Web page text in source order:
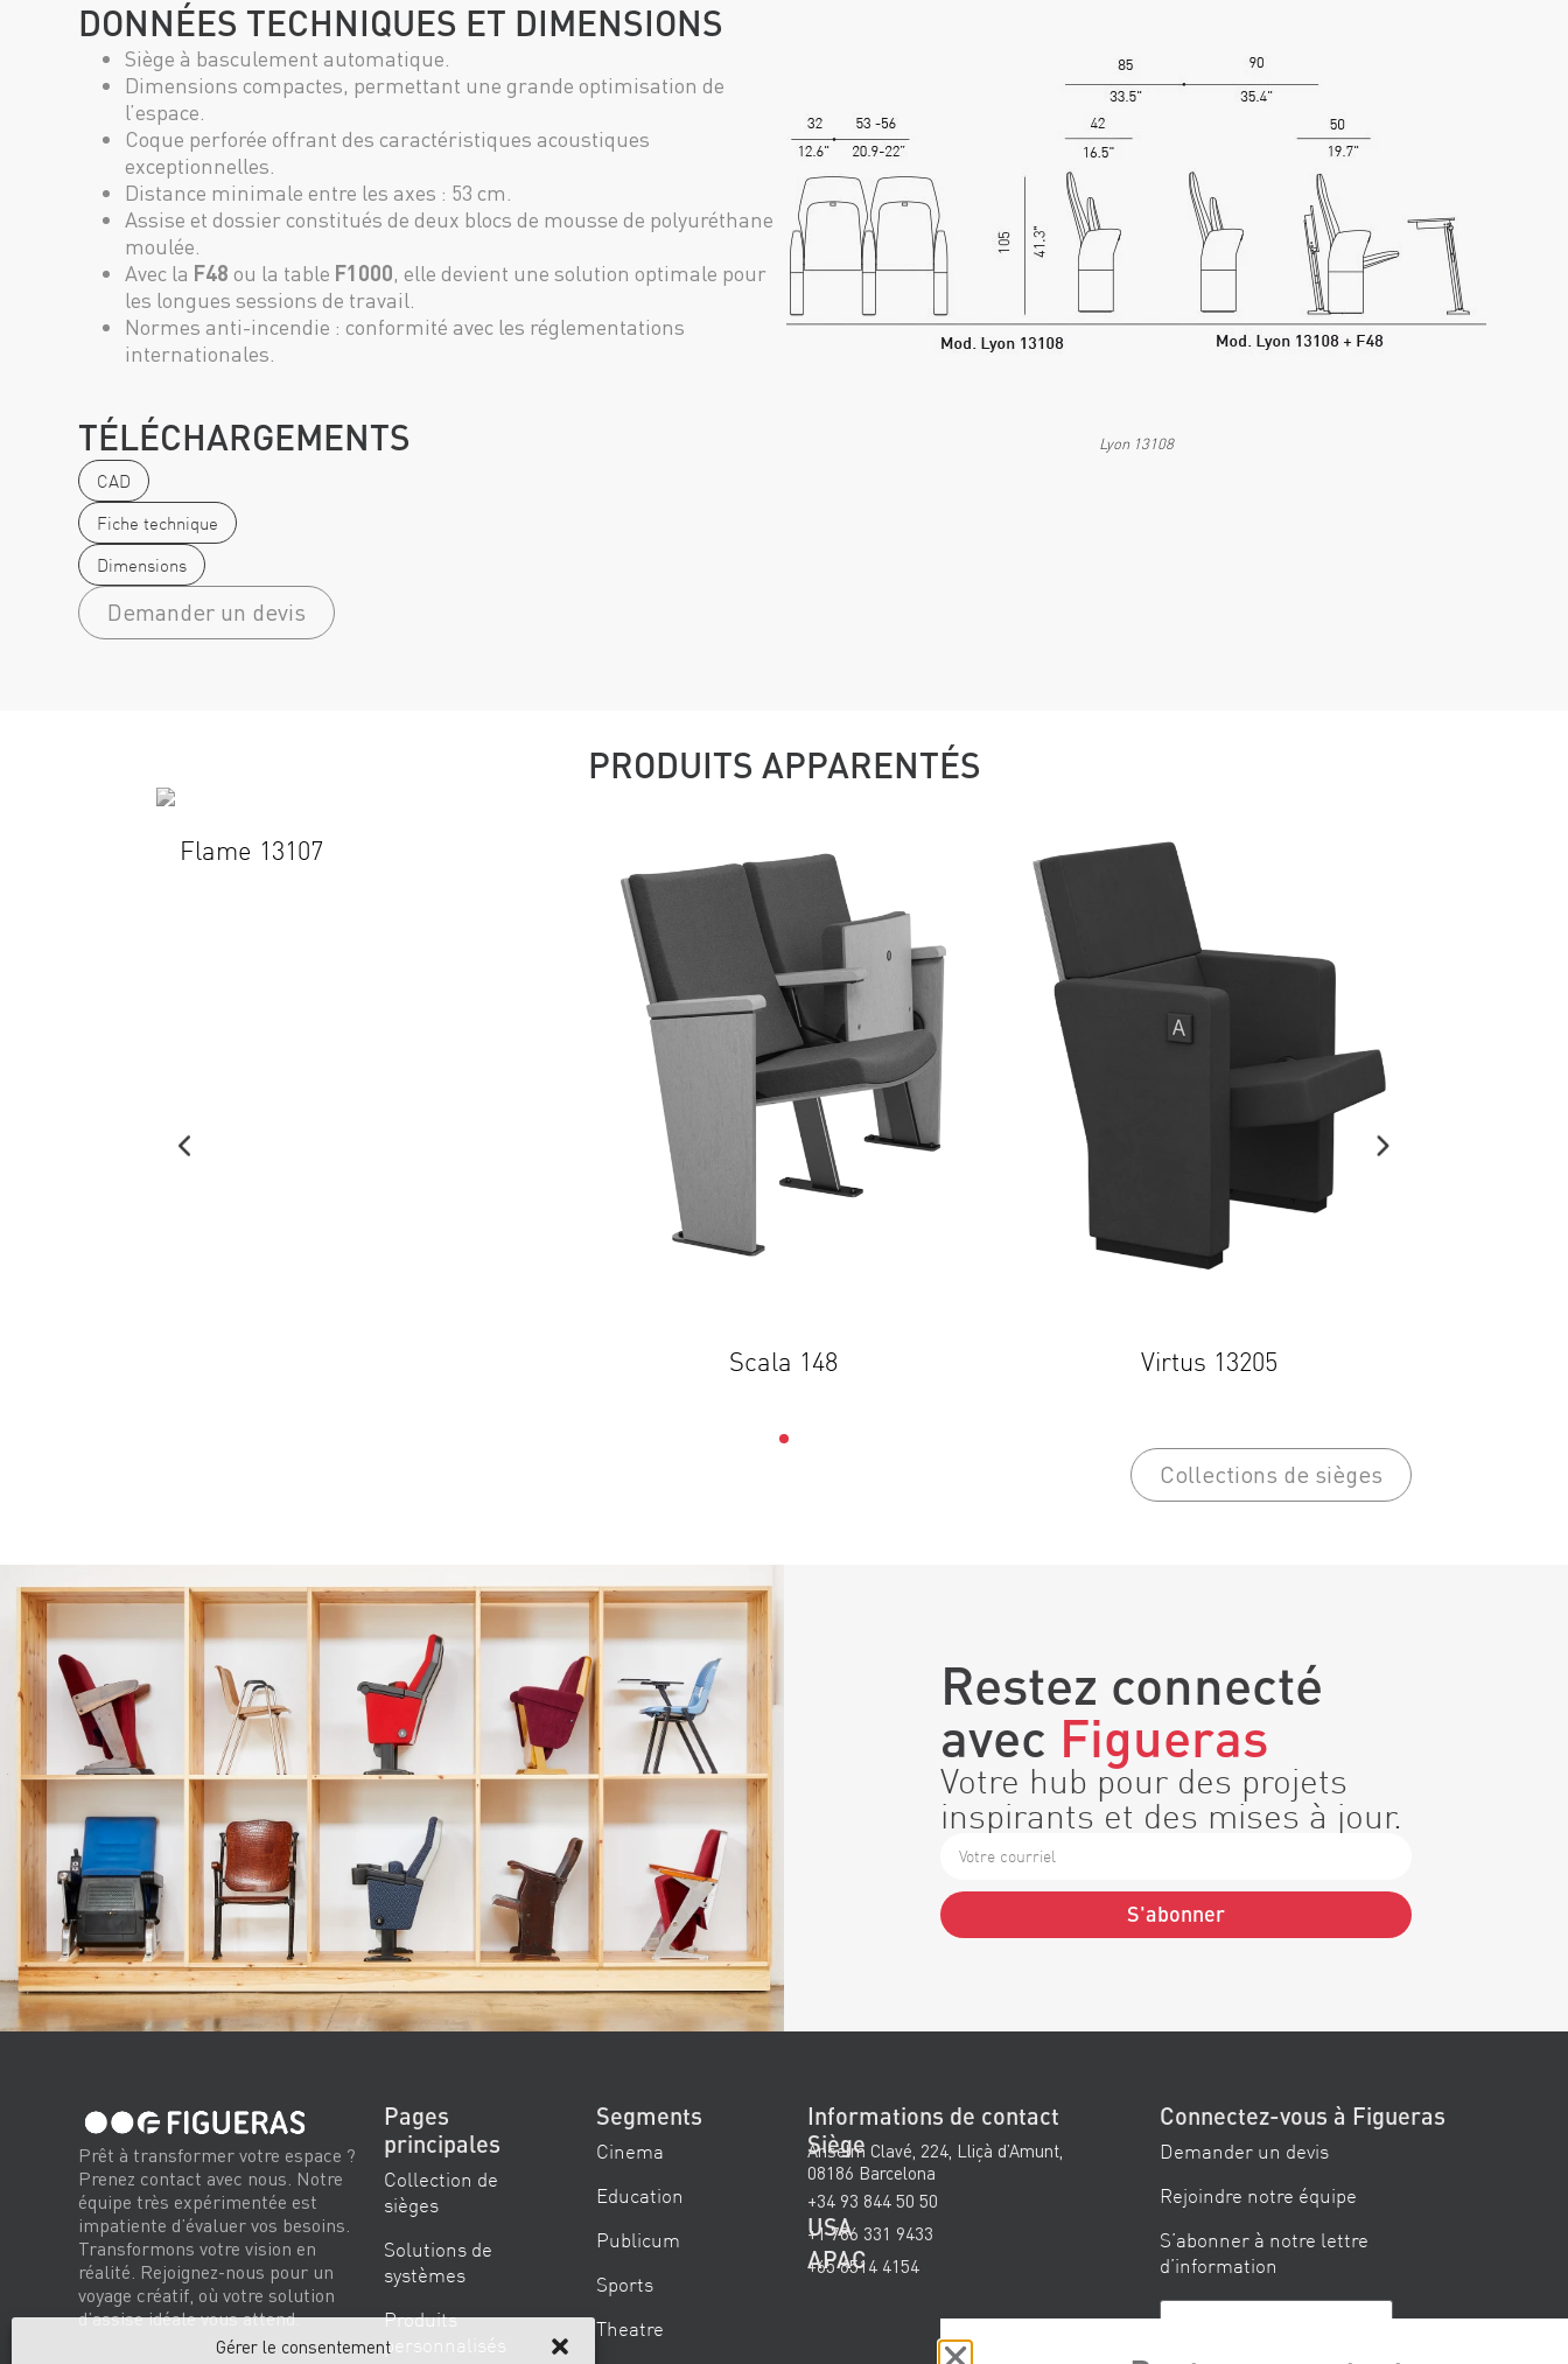
Gérer le consentement
DONNÉES TECHNIQUES ET DIMENSIONS
Siège à basculement automatique.
Dimensions compactes, permettant une grande optimisation de
l’espace.
Coque perforée offrant des caractéristiques acoustiques
exceptionnelles.
Distance minimale entre les axes : 53 cm.
Assise et dossier constitués de deux blocs de mousse de polyuréthane
moulée.
Avec la F48 ou la table F1000, elle devient une solution optimale pour
les longues sessions de travail.
Normes anti-incendie : conformité avec les réglementations
internationales.
TÉLÉCHARGEMENTS
CAD
Fiche technique
Dimensions
Demander un devis
Lyon 13108
PRODUITS APPARENTÉS
Flame 13107
Scala 148 Virtus 13205
Collections de sièges
Restez connecté
avec Figueras
Votre hub pour des projets
inspirants et des mises à jour.
S'abonner
Prêt à transformer votre espace ?
Prenez contact avec nous. Notre
équipe très expérimentée est
impatiente d’évaluer vos besoins.
Transformons votre vision en
réalité. Rejoignez-nous pour un
voyage créatif, où votre solution
d’assise idéale vous attend.
Pages
principales
Collection de
sièges
Solutions de
systèmes
Produits
personnalisés
Segments
Cinema
Education
Publicum
Sports
Theatre
Informations de contact
Siège
Anselm Clavé, 224, Lliçà d’Amunt,
08186 Barcelona
+34 93 844 50 50
USA
+1 786 331 9433
APAC
+65 6514 4154
Connectez-vous à Figueras
Demander un devis
Rejoindre notre équipe
S’abonner à notre lettre
d’information